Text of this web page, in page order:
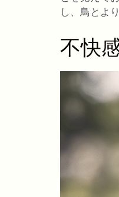
し、鳥とよ
不快